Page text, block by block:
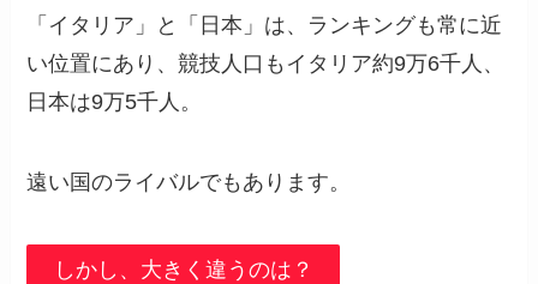
「イタリア」と「日本」は、ランキングも常に近
い位置にあり、競技人口もイタリア約9万6千人、
日本は9万5千人。
遠い国のライバルでもあります。
しかし、大きく違うのは？